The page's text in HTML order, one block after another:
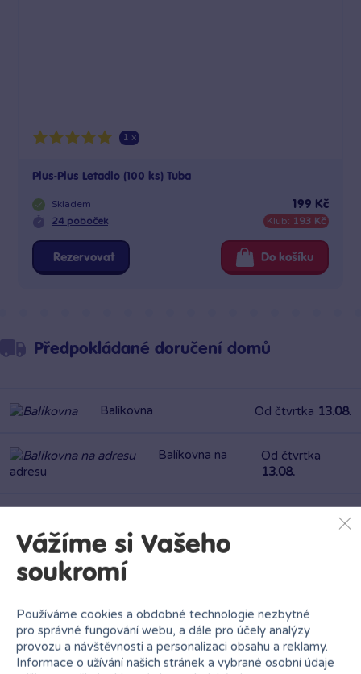
1 x
Plus-Plus Letadlo (100 ks) Tuba
Skladem
24 poboček
199 Kč
Klub: 193 Kč
Rezervovat Do košíku
Předpokládané doručení domů
Balíkovna Od čtvrtka 13.08.
Balíkovna na
adresu
Od čtvrtka
13.08.
12.08.
Zásilkovna
GEIS Od čtvrtka13.08.
Vážíme si Vašeho
soukromí
Používáme cookies a obdobné technologie nezbytné
pro správné fungování webu, a dále pro účely analýzy
provozu a návštěvnosti a personalizaci obsahu a reklamy.
Informace o užívání našich stránek a vybrané osobní údaje